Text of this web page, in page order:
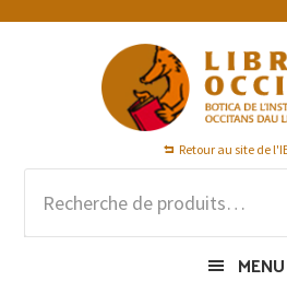
Passer
Passer
Passer
Retour au site de
pour :
MENU